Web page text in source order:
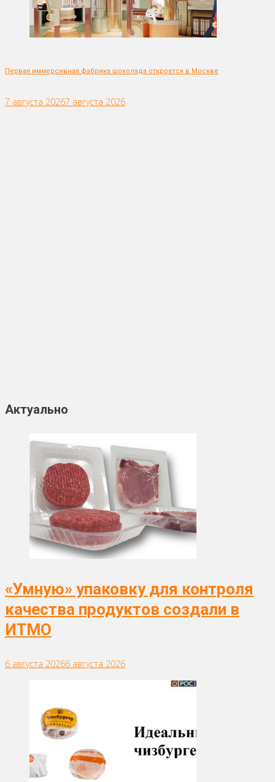
Первая иммерсивная фабрика шоколада откроется в Москве
7 августа 20267 августа 2026
Актуально
«Умную» упаковку для контроля
качества продуктов создали в
ИТМО
6 августа 20266 августа 2026